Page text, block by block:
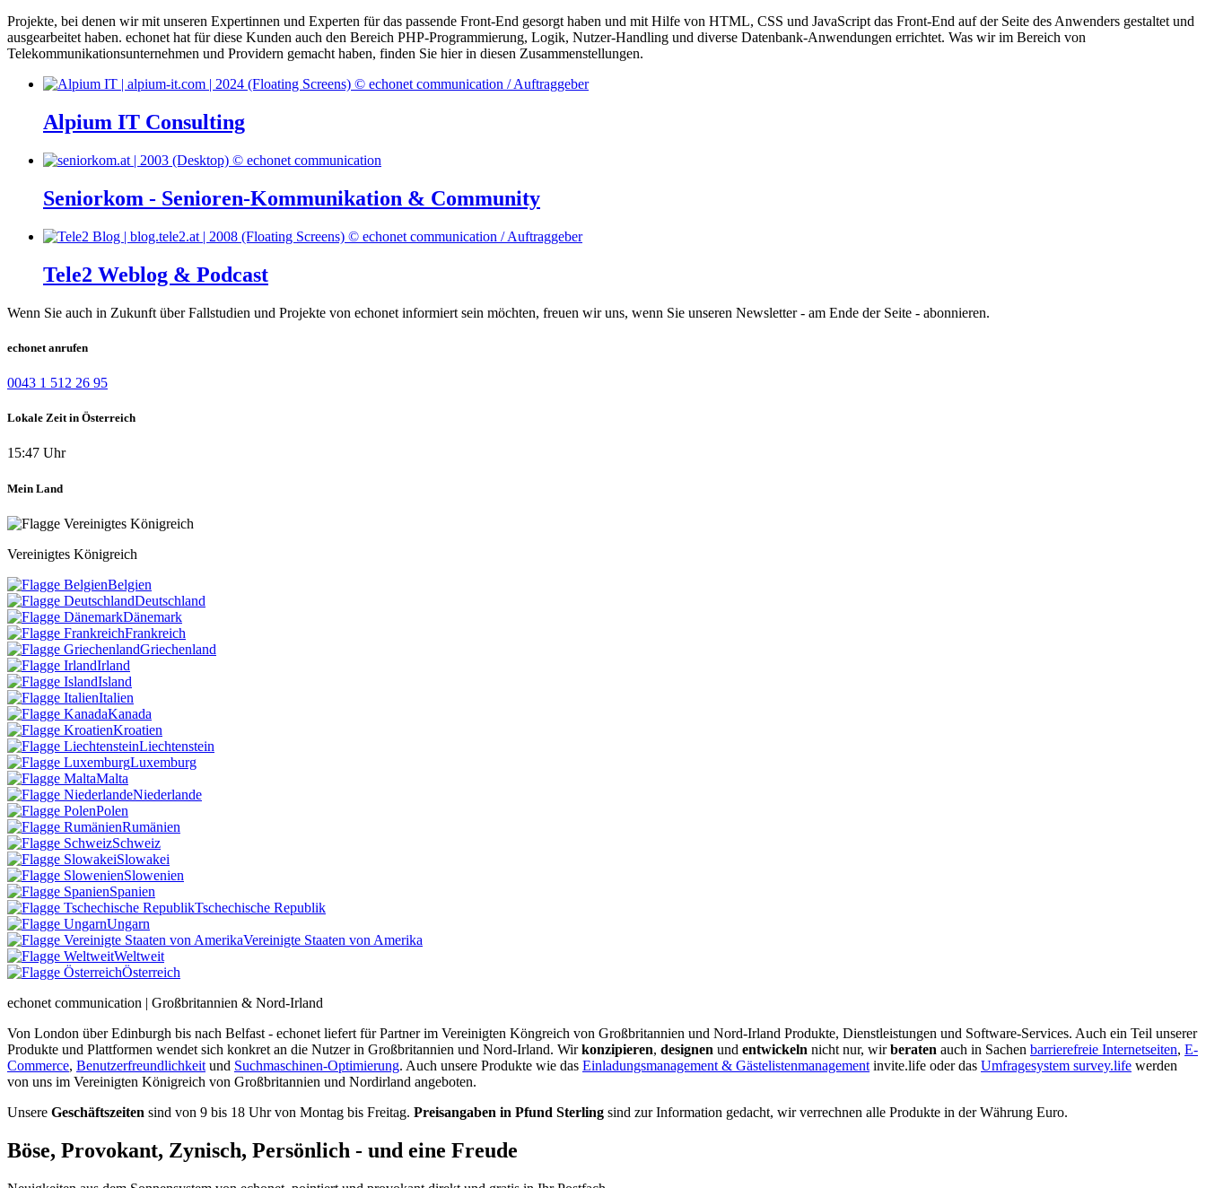
Projekte, bei denen wir mit unseren Expertinnen und Experten für das passende Front-End gesorgt haben und mit Hilfe von HTML, CSS und JavaScript das Front-End auf der Seite des Anwenders gestaltet und
ausgearbeitet haben. echonet hat für diese Kunden auch den Bereich PHP-Programmierung, Logik, Nutzer-Handling und diverse Datenbank-Anwendungen errichtet. Was wir im Bereich von
Telekommunikationsunternehmen und Providern gemacht haben, finden Sie hier in diesen Zusammenstellungen.
Alpium IT Consulting
Seniorkom - Senioren-Kommunikation & Community
Tele2 Weblog & Podcast
Wenn Sie auch in Zukunft über Fallstudien und Projekte von echonet informiert sein möchten, freuen wir uns, wenn Sie unseren Newsletter - am Ende der Seite - abonnieren.
echonet anrufen
0043 1 512 26 95
Lokale Zeit in Österreich
15:47 Uhr
Mein Land
Vereinigtes Königreich
Belgien
Deutschland
Dänemark
Frankreich
Griechenland
Irland
Island
Italien
Kanada
Kroatien
Liechtenstein
Luxemburg
Malta
Niederlande
Polen
Rumänien
Schweiz
Slowakei
Slowenien
Spanien
Tschechische Republik
Ungarn
Vereinigte Staaten von Amerika
Weltweit
Österreich
echonet communication | Großbritannien & Nord-Irland
Von London über Edinburgh bis nach Belfast - echonet liefert für Partner im Vereinigten Köngreich von Großbritannien und Nord-Irland Produkte, Dienstleistungen und Software-Services. Auch ein Teil unserer
Produkte und Plattformen wendet sich konkret an die Nutzer in Großbritannien und Nord-Irland. Wirkonzipieren, designen und entwickeln nicht nur, wirberaten auch in Sachen barrierefreie Internetseiten, E-
Commerce, Benutzerfreundlichkeit und Suchmaschinen-Optimierung. Auch unsere Produkte wie das Einladungsmanagement & Gästelistenmanagement invite.life oder das Umfragesystem survey.life werden
von uns im Vereinigten Königreich von Großbritannien und Nordirland angeboten.
Unsere Geschäftszeiten sind von 9 bis 18 Uhr von Montag bis Freitag. Preisangaben in Pfund Sterling sind zur Information gedacht, wir verrechnen alle Produkte in der Währung Euro.
Böse, Provokant, Zynisch, Persönlich - und eine Freude